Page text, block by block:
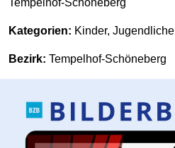
Tempelhof-Schöneberg
Kategorien: Kinder, Jugendliche
Bezirk: Tempelhof-Schöneberg